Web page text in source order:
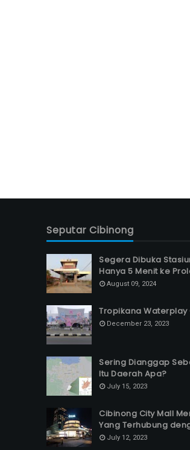
Seputar Cibinong
Segera Dibuka
Hanya 5 Menit ke
August 09, 2024
Tropikana Waterplay
December 23, 2023
Sering Dianggap
Itu Daerah Apa?
July 15, 2023
Cibinong City Mall
Yang Terhubung
July 12, 2023